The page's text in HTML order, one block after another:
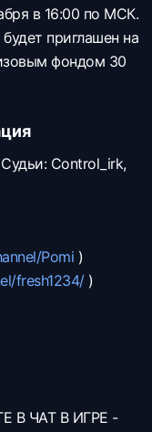
в 16:00 по МСК.
приглашен на
фондом 30
Control_irk,
Pomi )
fresh1234/)
В ЧАТ В ИГРЕ -